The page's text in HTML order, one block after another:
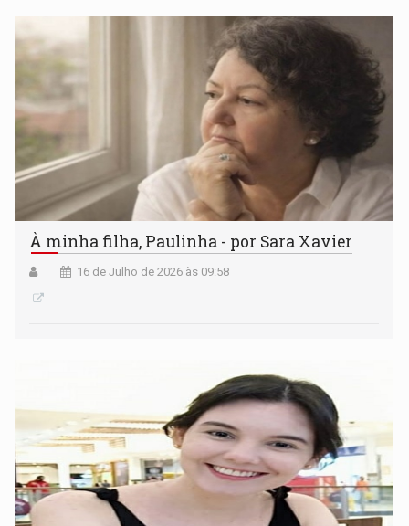
À minha filha, Paulinha - por Sara Xavier
16 de Julho de 2026 às 09:58